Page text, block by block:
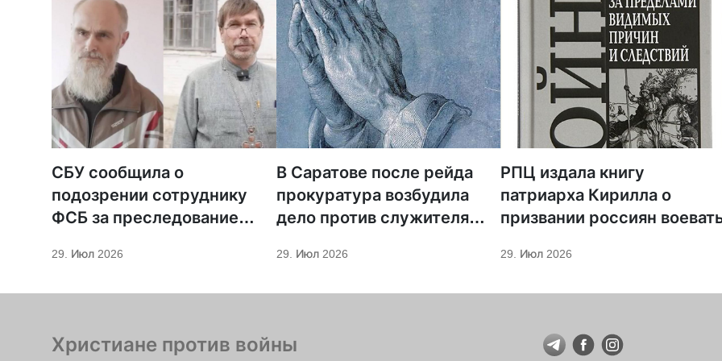
СБУ сообщила о
подозрении сотруднику
ФСБ за преследование
29. Июл 2026
В Саратове после рейда
прокуратура возбудила
дело против служителя
29. Июл 2026
РПЦ издала книгу
патриарха Кирилла о
призвании россиян
29. Июл 2026
Христиане против войны